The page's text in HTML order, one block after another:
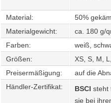
Material:
50%
Materialgewicht:
ca. 180 g/
Farben:
weiß,
Größen:
XS, S, M,
Preisermäßigung:
auf die
Händler-Zertifikat:
BSCI steht
sie bei